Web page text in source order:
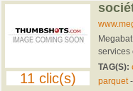
11 clic(s)
services
TAG(S):
parquet-